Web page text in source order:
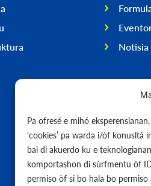
Pa ofresé e mihó
‘cookies’ pa warda i/òf
bai di akuerdo ku e
komportashon di sùrfmentu òf
permiso òf si bo hala bo
Notisia